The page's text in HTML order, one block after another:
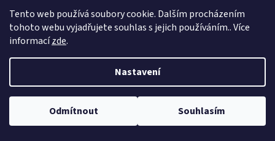
Tento web používá soubory cookie. Dalším procházením
tohoto webu vyjadřujete souhlas s jejich používáním.. Více
informacízde.
Nastavení
Odmítnout Souhlasím
Facebook
Vytvořil Shoptet
Copyright 2026XRAYstore . Všechna práva vyhrazena.